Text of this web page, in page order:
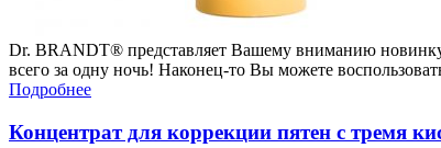
Dr. BRANDT® представляет Вашему вниманию
всего за одну ночь! Наконец-то Вы можете
Подробнее
Концентрат для коррекции пятен с тремя